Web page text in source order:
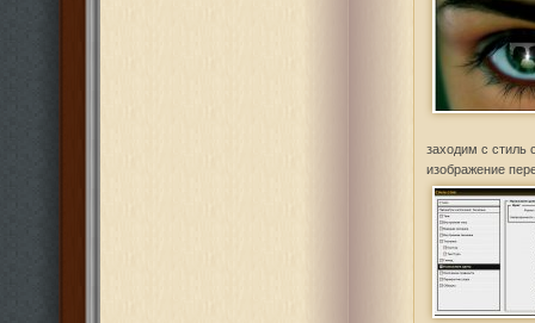
заходим с стиль
изображение